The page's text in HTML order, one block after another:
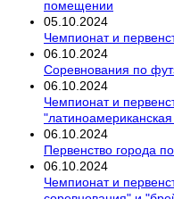
помещении
05 10 2024
Чемпионат и
06 10 2024
Соревнования по
06 10 2024
Чемпионат и
06 10 2024
Первенство города
06 10 2024
Чемпионат и